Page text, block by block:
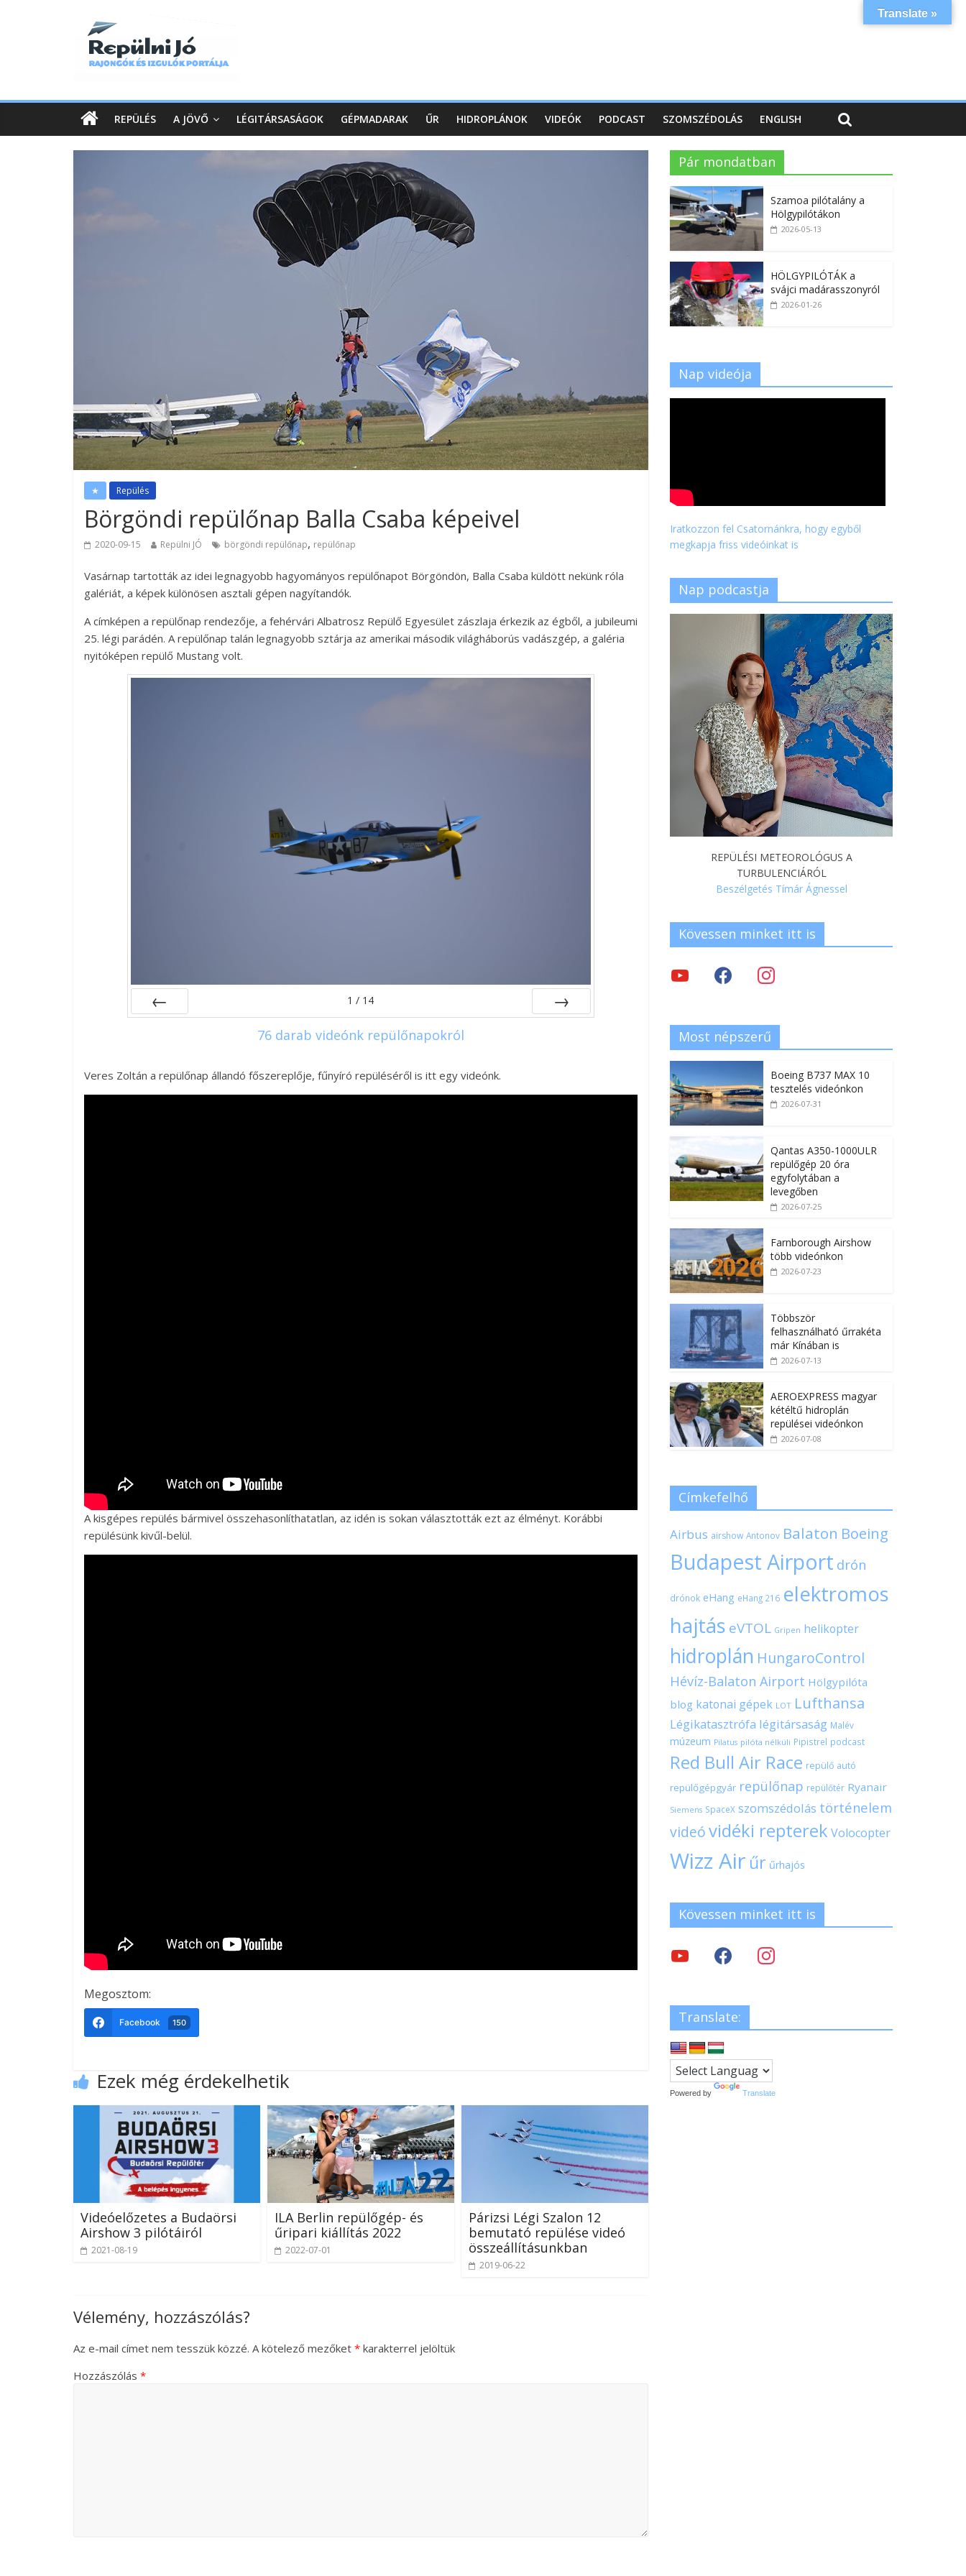
REPÜLÉS A JÖVŐ LÉGITÁRSASÁGOK GÉPMADARAK ŰR HIDROPLÁNOK VIDEÓK PODCAST SZOMSZÉDOLÁS ENGLISH
★ Repülés
Börgöndi repülőnap Balla Csaba képeivel
2020-09-15 Repülni JÓ börgöndi repülőnap, repülőnap
Vasárnap tartották az idei legnagyobb hagyományos repülőnapot Börgöndön, Balla Csaba küldött nekünk róla
galériát, a képek különösen asztali gépen nagyítandók.
A címképen a repülőnap rendezője, a fehérvári Albatrosz Repülő Egyesület zászlaja érkezik az égből, a jubileumi
25. légi parádén. A repülőnap talán legnagyobb sztárja az amerikai második világháborús vadászgép, a galéria
nyitóképen repülő Mustang volt.
1 / 14
76 darab videónk repülőnapokról
Veres Zoltán a repülőnap állandó főszereplője, fűnyíró repüléséről is itt egy videónk.
A kisgépes repülés bármivel összehasonlíthatatlan, az idén is sokan választották ezt az élményt. Korábbi
repülésünk kivűl-belül.
Megosztom:
Facebook 150
Ezek még érdekelhetik
Videóelőzetes a Budaörsi
Airshow 3 pilótáiról
2021-08-19
ILA Berlin repülőgép- és
űripari kiállítás 2022
2022-07-01
Párizsi Légi Szalon 12
bemutató repülése videó
összeállításunkban
2019-06-22
Vélemény, hozzászólás?
Az e-mail címet nem tesszük közzé. A kötelező mezőket * karakterrel jelöltük
Hozzászólás *
Pár mondatban
Szamoa pilótalány a
Hölgypilótákon
2026-05-13
HÖLGYPILÓTÁK a
svájci madárasszonyról
2026-01-26
Nap videója
Iratkozzon fel Csatornánkra, hogy egyből
megkapja friss videóinkat is
Nap podcastja
REPÜLÉSI METEOROLÓGUS A
TURBULENCIÁRÓL
Beszélgetés Tímár Ágnessel
Kövessen minket itt is
Most népszerű
Boeing B737 MAX 10
tesztelés videónkon
2026-07-31
Qantas A350-1000ULR
repülőgép 20 óra
egyfolytában a
levegőben
2026-07-25
Farnborough Airshow
több videónkon
2026-07-23
Többször
felhasználható űrrakéta
már Kínában is
2026-07-13
AEROEXPRESS magyar
kétéltű hidroplán
repülései videónkon
2026-07-08
Címkefelhő
Airbus airshow Antonov Balaton Boeing
Budapest Airport drón
drónok eHang eHang 216 elektromos
hajtás eVTOL Gripen helikopter
hidroplán HungaroControl
Hévíz-Balaton Airport Hölgypilóta
blog katonai gépek LOT Lufthansa
Légikatasztrófa légitársaság Malév
múzeum Pilatus pilóta nélküli Pipistrel podcast
Red Bull Air Race repülő autó
repülőgépgyár repülőnap repülőtér Ryanair
Siemens SpaceX szomszédolás történelem
videóvidéki repterek Volocopter
Wizz Air űr űrhajós
Kövessen minket itt is
Translate:
Powered by Translate
Translate »